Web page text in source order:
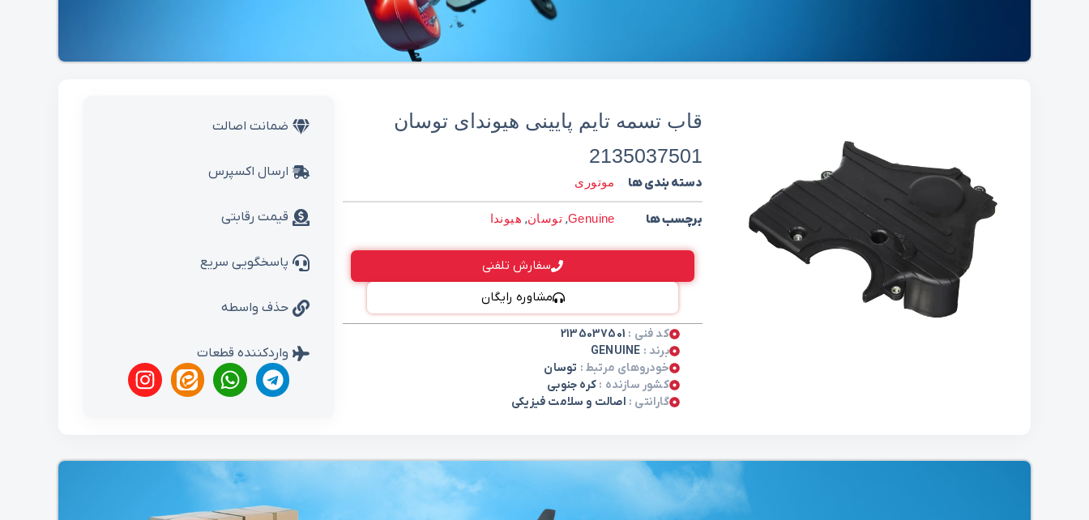
قاب تسمه تایم پایینی هیوندای توسان
2135037501
دسته بندی ها موتوری
برچسب ها Genuine
,توسان, هیوندا
سفارش تلفنی
مشاوره رایگان
کد فنی : 2135037501
برند : GENUINE
خودروهای مرتبط : توسان
کشور سازنده :کره جنوبی
گارانتی : اصالت و سلامت فیزیکی
ضمانت اصالت
ارسال اکسپرس
قیمت رقابتی
پاسخگویی سریع
حذف واسطه
واردکننده قطعات